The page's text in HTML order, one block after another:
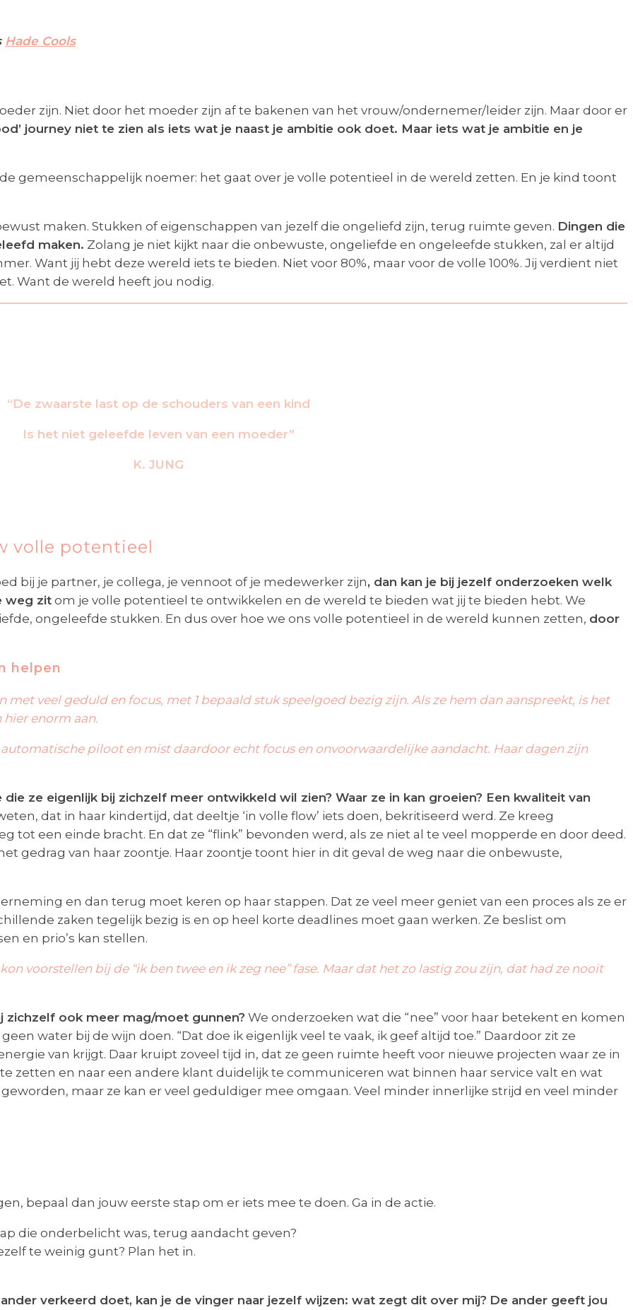
Hade Cools
zijn. Niet door het moeder zijn af te bakenen van het vrouw/ondernemer/leider zijn. Maar door er
journey niet te zien als iets wat je naast je ambitie ook doet. Maar iets wat je ambitie en je
gemeenschappelijk noemer: het gaat over je volle potentieel in de wereld zetten. En je kind toont
maken. Stukken of eigenschappen van jezelf die ongeliefd zijn, terug ruimte geven. Dingen die
maken. Zolang je niet kijkt naar die onbewuste, ongeliefde en ongeleefde stukken, zal er altijd
Want jij hebt deze wereld iets te bieden. Niet voor 80%, maar voor de volle 100%. Jij verdient niet
Want de wereld heeft jou nodig.
“De zwaarste last op de schouders van een kind
Is het niet geleefde leven van een moeder”
K. JUNG
volle potentieel
bij je partner, je collega, je vennoot of je medewerker zijn, dan kan je bij jezelf onderzoeken welk
weg zit om je volle potentieel te ontwikkelen en de wereld te bieden wat jij te bieden hebt. We
ongeleefde stukken. En dus over hoe we ons volle potentieel in de wereld kunnen zetten, door
helpen
met veel geduld en focus, met 1 bepaald stuk speelgoed bezig zijn. Als ze hem dan aanspreekt, is het
enorm aan.
piloot en mist daardoor echt focus en onvoorwaardelijke aandacht. Haar dagen zijn
ze eigenlijk bij zichzelf meer ontwikkeld wil zien? Waar ze in kan groeien? Een kwaliteit van
dat in haar kindertijd, dat deeltje ‘in volle flow’ iets doen, bekritiseerd werd. Ze kreeg
tot een einde bracht. En dat ze “flink” bevonden werd, als ze niet al te veel mopperde en door deed.
gedrag van haar zoontje. Haar zoontje toont hier in dit geval de weg naar die onbewuste,
en dan terug moet keren op haar stappen. Dat ze veel meer geniet van een proces als ze er
zaken tegelijk bezig is en op heel korte deadlines moet gaan werken. Ze beslist om
en prio’s kan stellen.
voorstellen bij de “ik ben twee en ik zeg nee” fase. Maar dat het zo lastig zou zijn, dat had ze nooit
zichzelf ook meer mag/moet gunnen? We onderzoeken wat die “nee” voor haar betekent en komen
water bij de wijn doen. “Dat doe ik eigenlijk veel te vaak, ik geef altijd toe.” Daardoor zit ze
van krijgt. Daar kruipt zoveel tijd in, dat ze geen ruimte heeft voor nieuwe projecten waar ze in
zetten en naar een andere klant duidelijk te communiceren wat binnen haar service valt en wat
maar ze kan er veel geduldiger mee omgaan. Veel minder innerlijke strijd en veel minder
bepaal dan jouw eerste stap om er iets mee te doen. Ga in de actie.
die onderbelicht was, terug aandacht geven?
te weinig gunt? Plan het in.
verkeerd doet, kan je de vinger naar jezelf wijzen: wat zegt dit over mij? De ander geeft jou